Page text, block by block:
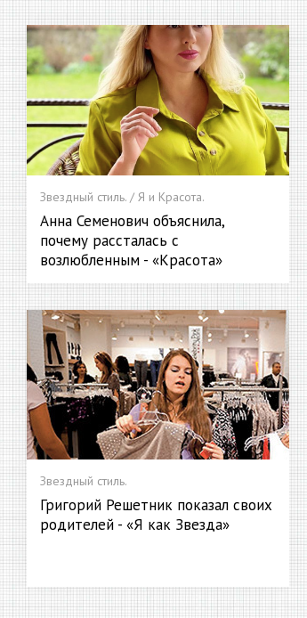
Звездный стиль. / Я и Красота.
Анна Семенович объяснила,
почему рассталась с
возлюбленным - «Красота»
Звездный стиль.
Григорий Решетник показал своих
родителей - «Я как Звезда»